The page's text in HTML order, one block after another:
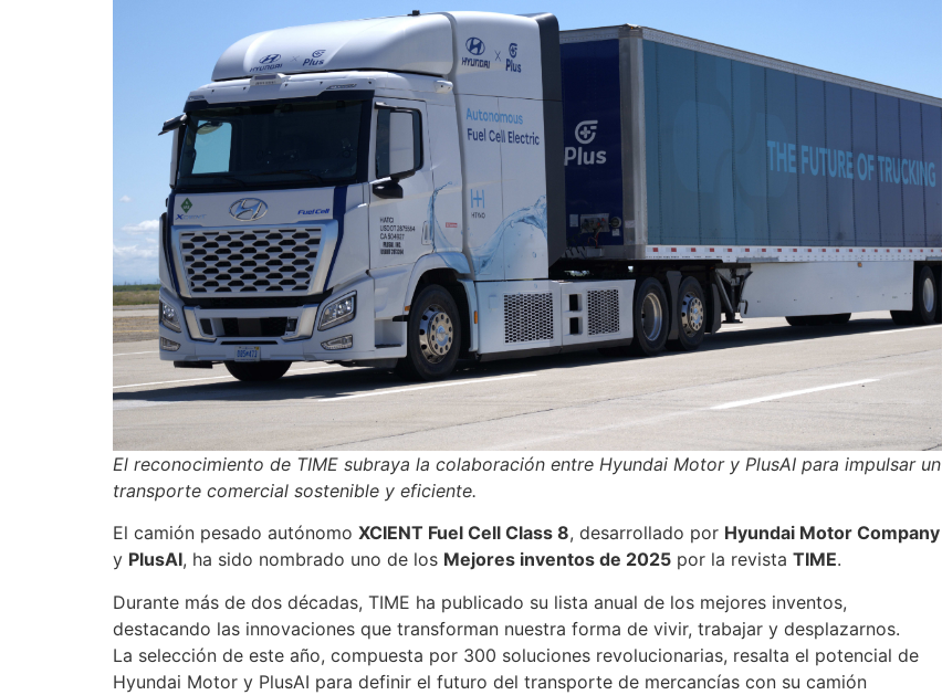
El reconocimiento de TIME subraya la colaboración entre Hyundai Motor y PlusAI para impulsar un
transporte comercial sostenible y eficiente.
El camión pesado autónomo XCIENT Fuel Cell Class 8, desarrollado por Hyundai Motor Company
y PlusAI, ha sido nombrado uno de los Mejores inventos de 2025 por la revista TIME.
Durante más de dos décadas, TIME ha publicado su lista anual de los mejores inventos,
destacando las innovaciones que transforman nuestra forma de vivir, trabajar y desplazarnos.
La selección de este año, compuesta por 300 soluciones revolucionarias, resalta el potencial de
Hyundai Motor y PlusAI para definir el futuro del transporte de mercancías con su camión